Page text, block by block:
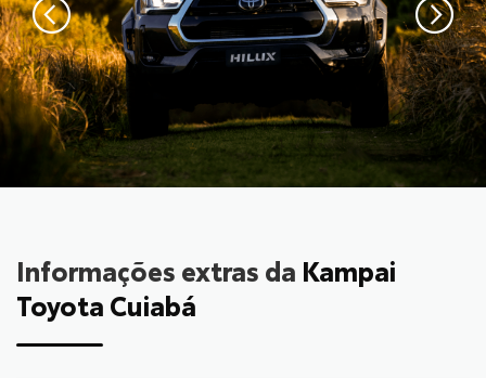
Informações extras da Kampai
Toyota Cuiabá